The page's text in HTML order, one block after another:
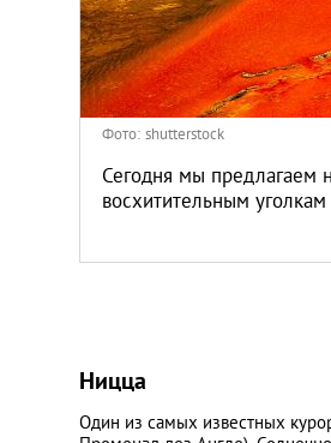
Пхукет
Санкт-Петербург
Фото: shutterstock
Сегодня мы предлагаем
восхитительным
Ницца
Один из самых известных